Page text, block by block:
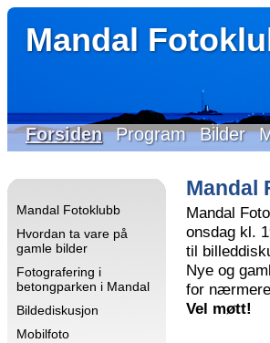
Mandal
Forsiden Program Bilder
Mandal Fotoklubb
Hvordan ta vare på
gamle bilder
Fotografering i
betongparken i Mandal
Bildediskusjon
Mobilfoto
Mandal
Mandal
onsdag kl.
til
Nye og
for
Vel møtt!